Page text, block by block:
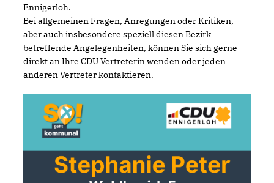
Ennigerloh.
Bei allgemeinen Fragen, Anregungen oder Kritiken,
aber auch insbesondere speziell diesen Bezirk
betreffende Angelegenheiten, können Sie sich gerne
direkt an Ihre CDU Vertreterin wenden oder jeden
anderen Vertreter kontaktieren.